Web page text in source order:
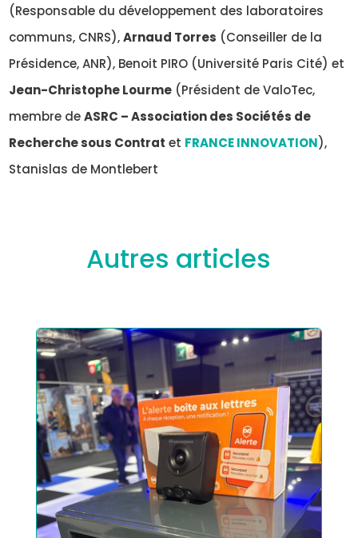
(Responsable du développement des laboratoires
communs, CNRS),Arnaud Torres (Conseiller de la
Présidence, ANR), Benoit PIRO (Université Paris Cité) et
Jean-Christophe Lourme (Président de ValoTec,
membre deASRC – Association des Sociétés de
Recherche sous Contrat et FRANCE INNOVATION),
Stanislas de Montlebert
Autres articles